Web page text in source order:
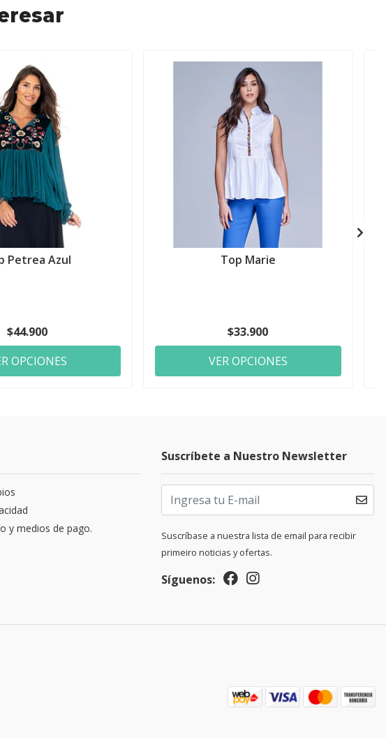
Petrea Azul
$44.900
OPCIONES
Top Marie
$33.900
VER OPCIONES
y medios de pago.
Suscríbete a Nuestro Newsletter
Suscríbase a nuestra lista de email para recibir
primeiro noticias y ofertas.
Síguenos: